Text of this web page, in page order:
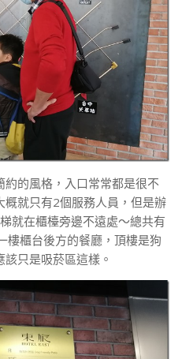
的風格，入口常常都是很不
就只有2個服務人員，但是辦
就在櫃檯旁邊不遠處～總共有
樓櫃台後方的餐廳，頂樓是狗
只是吸菸區這樣。